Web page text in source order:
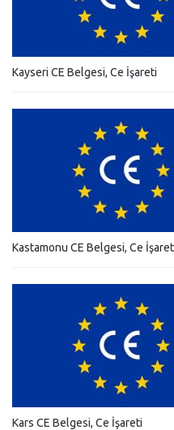
Kayseri CE Belgesi, Ce İşareti
Kastamonu CE Belgesi, Ce
Kars CE Belgesi, Ce İşareti